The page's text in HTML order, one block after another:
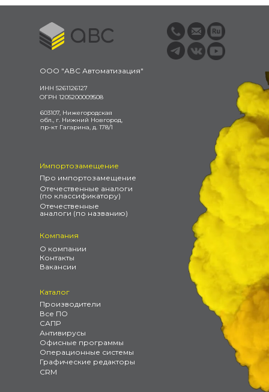
ИНН 5261126127
ОГРН 1205200009508
ООО "АВС Автоматизация"
603107, Нижегородская
обл., г. Нижний Новгород,
пр-кт Гагарина, д. 178/1
Все ПО
Производители
Антивирусы
Офисные программы
Каталог
Операционные системы
САПР
Графические редакторы
Отечественные
аналоги (по названию)
Про импортозамещение
Импортозамещение
Отечественные аналоги
(по классификатору)
Контакты
О компании
Компания
Вакансии
CRM